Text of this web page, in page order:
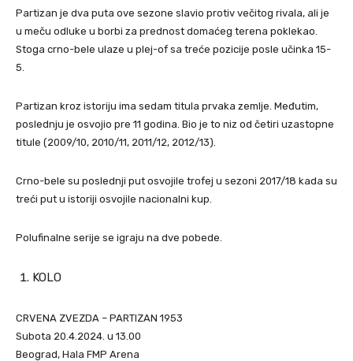
Partizan je dva puta ove sezone slavio protiv večitog rivala, ali je
u meču odluke u borbi za prednost domaćeg terena poklekao.
Stoga crno-bele ulaze u plej-of sa treće pozicije posle učinka 15-
5.
Partizan kroz istoriju ima sedam titula prvaka zemlje. Međutim,
poslednju je osvojio pre 11 godina. Bio je to niz od četiri uzastopne
titule (2009/10, 2010/11, 2011/12, 2012/13).
Crno-bele su poslednji put osvojile trofej u sezoni 2017/18 kada su
treći put u istoriji osvojile nacionalni kup.
Polufinalne serije se igraju na dve pobede.
KOLO
CRVENA ZVEZDA – PARTIZAN 1953
Subota 20.4.2024. u 13.00
Beograd, Hala FMP Arena